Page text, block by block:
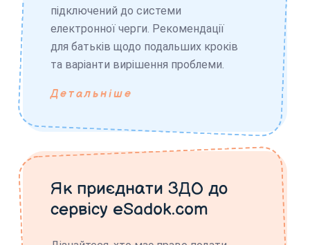
підключений до системи
електронної черги. Рекомендації
для батьків щодо подальших кроків
та варіанти вирішення проблеми.
Детальніше
Як приєднати ЗДО до
сервісу eSadok.com